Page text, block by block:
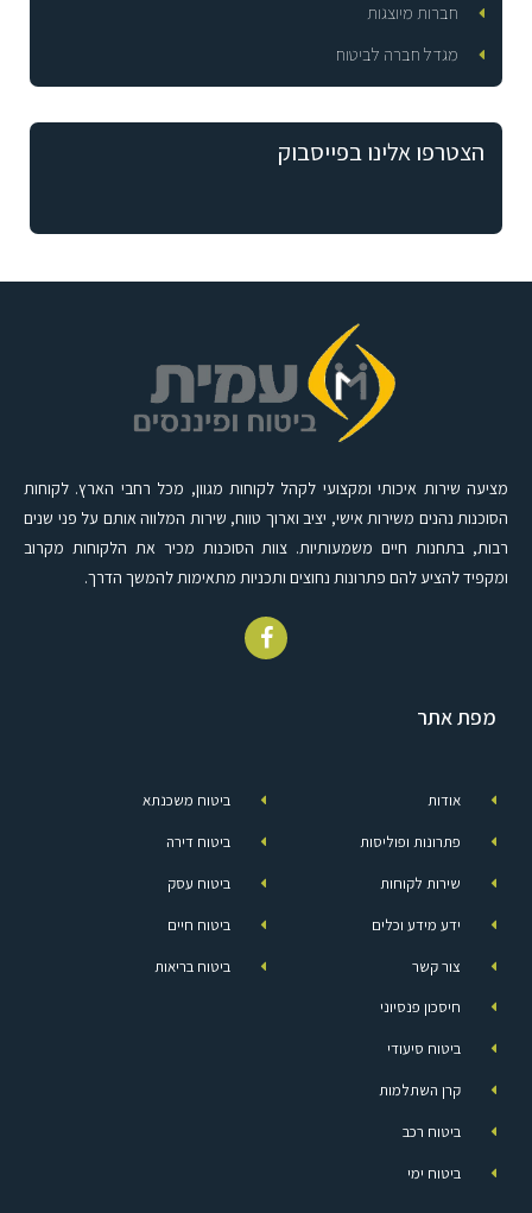
חברות מיוצגות
מגדל חברה לביטוח
הצטרפו אלינו בפייסבוק
מציעה שירות איכותי ומקצועי לקהל לקוחות מגוון, מכל רחבי הארץ. לקוחות
הסוכנות נהנים משירות אישי, יציב וארוך טווח, שירות המלווה אותם על פני שנים
רבות, בתחנות חיים משמעותיות. צוות הסוכנות מכיר את הלקוחות מקרוב
ומקפיד להציע להם פתרונות נחוצים ותכניות מתאימות להמשך הדרך.
מפת אתר
אודות
פתרונות ופוליסות
שירות לקוחות
ידע מידע וכלים
צור קשר
ביטוח משכנתא
ביטוח דירה
ביטוח עסק
ביטוח חיים
ביטוח בריאות
חיסכון פנסיוני
ביטוח סיעודי
קרן השתלמות
ביטוח רכב
ביטוח ימי